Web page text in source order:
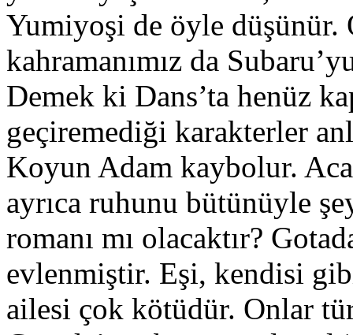
Yumiyoşi de öyle düşünür.
kahramanımız da
Demek ki Dans’ta henüz
geçiremediği karakterler
Koyun Adam kaybolur.
ayrıca ruhunu bütünüyle
romanı mı olacaktır?
evlenmiştir. Eşi, kendisi
ailesi çok kötüdür. Onlar